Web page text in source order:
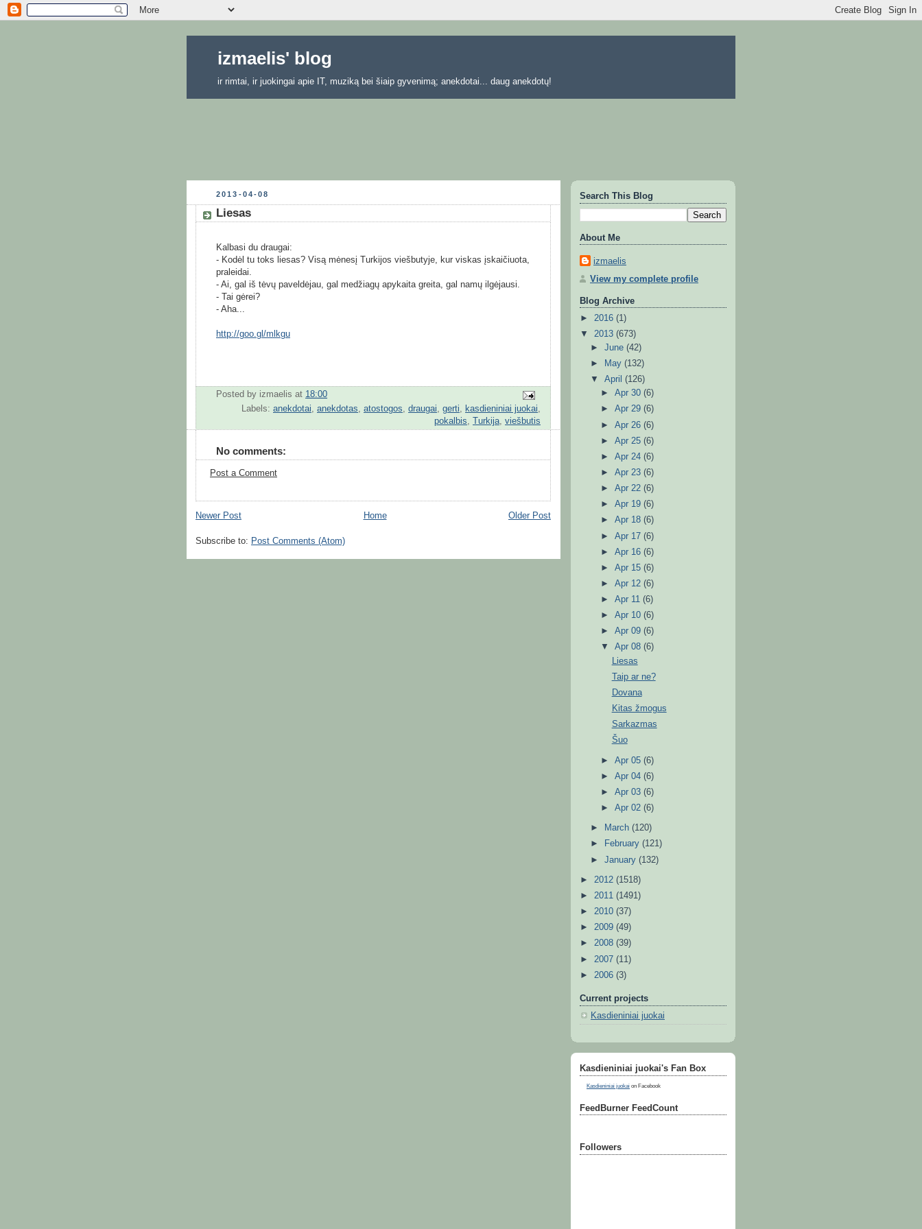
izmaelis' blog
ir rimtai, ir juokingai apie IT, muziką bei šiaip gyvenimą; anekdotai... daug anekdotų!
2013-04-08
Liesas
Kalbasi du draugai:
- Kodėl tu toks liesas? Visą mėnesį Turkijos viešbutyje, kur viskas įskaičiuota,
praleidai.
- Ai, gal iš tėvų paveldėjau, gal medžiagų apykaita greita, gal namų ilgėjausi.
- Tai gėrei?
- Aha...
http://goo.gl/mlkgu
Posted by izmaelis at 18:00
Labels: anekdotai anekdotas atostogos draugai gerti kasdieniniai juokai
pokalbis
Turkija viešbutis
No comments:
Post a Comment
Newer Post Older Post
Home
Subscribe to: Post Comments (Atom)
Search This Blog
About Me
izmaelis
View my complete profile
Blog Archive
► 2016 (1)
▼ 2013 (673)
►June(42)
►
May(132)
▼April(126)
►Apr 30(6)
►Apr 29(6)
►Apr 26(6)
►Apr 25(6)
►Apr 24(6)
►Apr 23(6)
►Apr 22(6)
►Apr 19(6)
►Apr 18(6)
►Apr 17(6)
►Apr 16(6)
►Apr 15(6)
►Apr 12(6)
►Apr 11(6)
►Apr 10(6)
►Apr 09(6)
▼Apr 08(6)
Liesas
Taip ar ne?
Dovana
Kitas žmogus
Sarkazmas
Šuo
►Apr 05(6)
►Apr 04(6)
►Apr 03(6)
►Apr 02(6)
► March(120)
►
February(121)
►January(132)
► 2012 (1518)
► 2011 (1491)
► 2010 (37)
► 2009 (49)
► 2008 (39)
► 2007 (11)
► 2006 (3)
Current projects
Kasdieniniai juokai
Kasdieniniai juokai's Fan Box
Kasdieniniai juokai on Facebook
FeedBurner FeedCount
Followers